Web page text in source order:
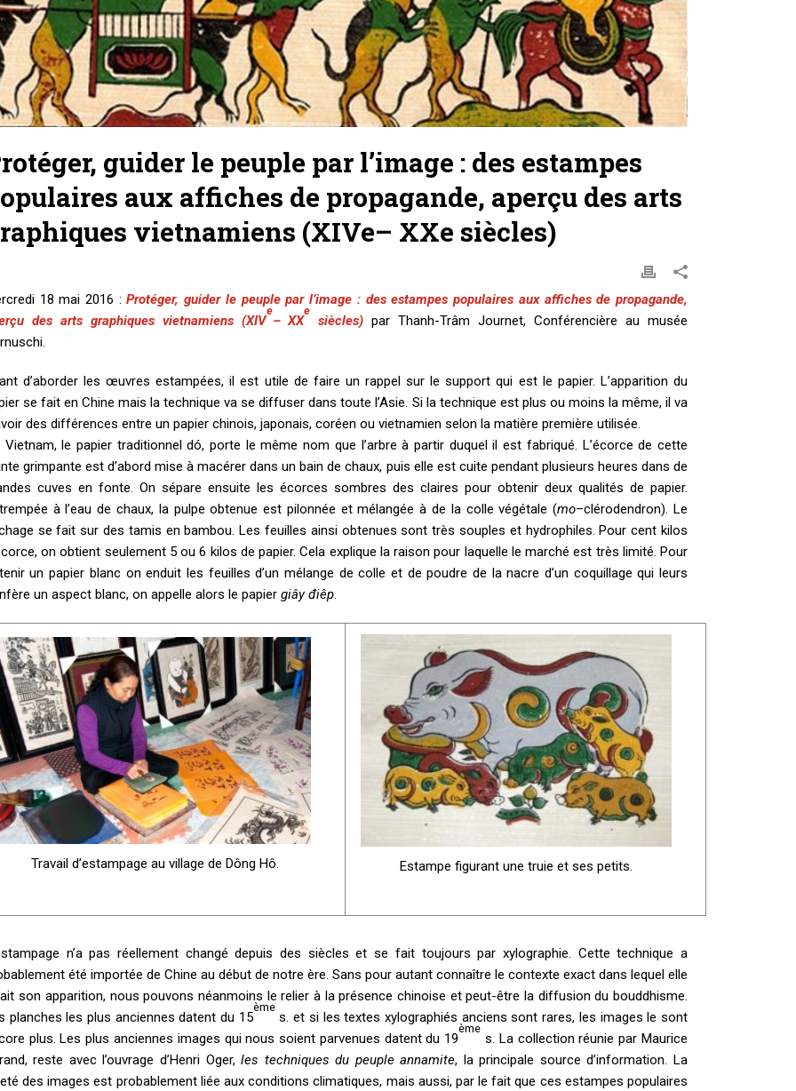
guider le peuple par l’image : des estampes
aux affiches de propagande, aperçu des arts
vietnamiens (XIVe– XXe siècles)
18 mai 2016 :Protéger, guider le peuple par l’image : des estampes populaires aux affiches de propagande,
des arts graphiques vietnamiens (XIV
e
– XX
e
siècles) par Thanh-Trâm Journet, Conférencière au musée
d’aborder les œuvres estampées, il est utile de faire un rappel sur le support qui est le papier. L’apparition du
se fait en Chine mais la technique va se diffuser dans toute l’Asie. Si la technique est plus ou moins la même, il va
des différences entre un papier chinois, japonais, coréen ou vietnamien selon la matière première utilisée.
Vietnam, le papier traditionnel dó, porte le même nom que l’arbre à partir duquel il est fabriqué. L’écorce de cette
grimpante est d’abord mise à macérer dans un bain de chaux, puis elle est cuite pendant plusieurs heures dans de
cuves en fonte. On sépare ensuite les écorces sombres des claires pour obtenir deux qualités de papier.
à l’eau de chaux, la pulpe obtenue est pilonnée et mélangée à de la colle végétale (mo–clérodendron). Le
se fait sur des tamis en bambou. Les feuilles ainsi obtenues sont très souples et hydrophiles. Pour cent kilos
on obtient seulement 5 ou 6 kilos de papier. Cela explique la raison pour laquelle le marché est très limité. Pour
un papier blanc on enduit les feuilles d’un mélange de colle et de poudre de la nacre d’un coquillage qui leurs
un aspect blanc, on appelle alors le papier giây điêp.
Travail d’estampage au village de Dông Hô. Estampe figurant une truie et ses petits.
n’a pas réellement changé depuis des siècles et se fait toujours par xylographie. Cette technique a
été importée de Chine au début de notre ère. Sans pour autant connaître le contexte exact dans lequel elle
son apparition, nous pouvons néanmoins le relier à la présence chinoise et peut-être la diffusion du bouddhisme.
planches les plus anciennes datent du 15
ème
s. et si les textes xylographiés anciens sont rares, les images le sont
plus. Les plus anciennes images qui nous soient parvenues datent du 19
ème
s. La collection réunie par Maurice
reste avec l’ouvrage d’Henri Oger,les techniques du peuple annamite, la principale source d’information. La
des images est probablement liée aux conditions climatiques, mais aussi, par le fait que ces estampes populaires